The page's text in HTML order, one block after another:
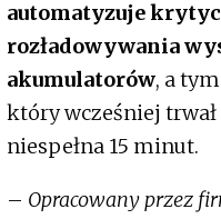
automatyzuje
rozładowywania
akumulatorów, a
który wcześniej trwał
niespełna 15 minut.
– Opracowany przez